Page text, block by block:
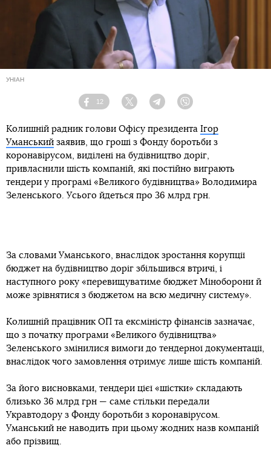
УНІАН
Facebook
12
Twitter TelegramViber
Колишній радник голови Офісу президента Ігор
Уманський заявив, що гроші з Фонду боротьби з
коронавірусом, виділені на будівництво доріг,
привласнили шість компаній, які постійно виграють
тендери у програмі «Великого будівництва» Володимира
Зеленського. Усього йдеться про 36 млрд грн.
За словами Уманського, внаслідок зростання корупції
бюджет на будівництво доріг збільшився втричі, і
наступного року «перевищуватиме бюджет Міноборони й
може зрівнятися з бюджетом на всю медичну систему».
Колишній працівник ОП та ексміністр фінансів зазначає,
що з початку програми «Великого будівництва»
Зеленського змінилися вимоги до тендерної документації,
внаслідок чого замовлення отримує лише шість компаній.
За його висновками, тендери цієї «шістки» складають
близько 36 млрд грн — саме стільки передали
Укравтодору з Фонду боротьби з коронавірусом.
Уманський не наводить при цьому жодних назв компаній
або прізвищ.